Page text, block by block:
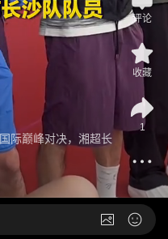
际巅峰对决，湘超长
评论
收藏
1